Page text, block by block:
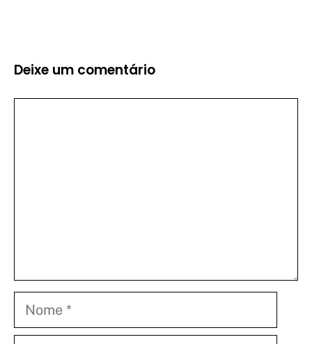
Deixe um comentário